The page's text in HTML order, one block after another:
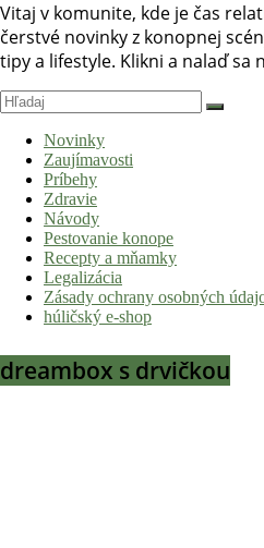
Vitaj v komunite, kde je čas
čerstvé novinky z konopnej
tipy a lifestyle. Klikni a nalaď sa
Novinky
Zaujímavosti
Príbehy
Zdravie
Návody
Pestovanie konope
Recepty a mňamky
Legalizácia
Zásady ochrany osobných
húličský e-shop
dreambox s drvičkou